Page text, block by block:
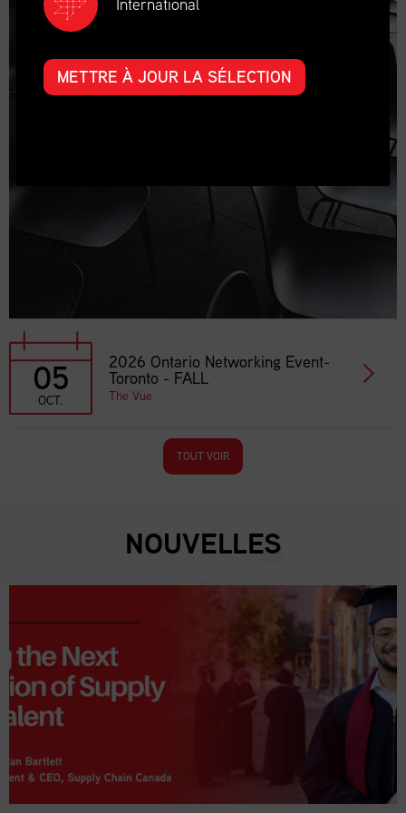
05
OCT.
2026 Ontario Networking Event-
Toronto - FALL
The Vue
TOUT VOIR
NOUVELLES
METTRE À JOUR LA SÉLECTION